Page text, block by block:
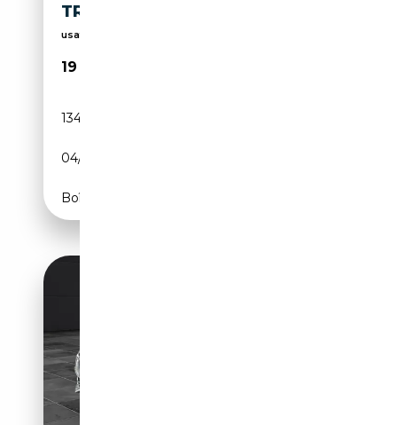
TRONIC ADVANCED
usato garantito e certificato
19 500€
134 670 km
04/2022
Boîte automatique